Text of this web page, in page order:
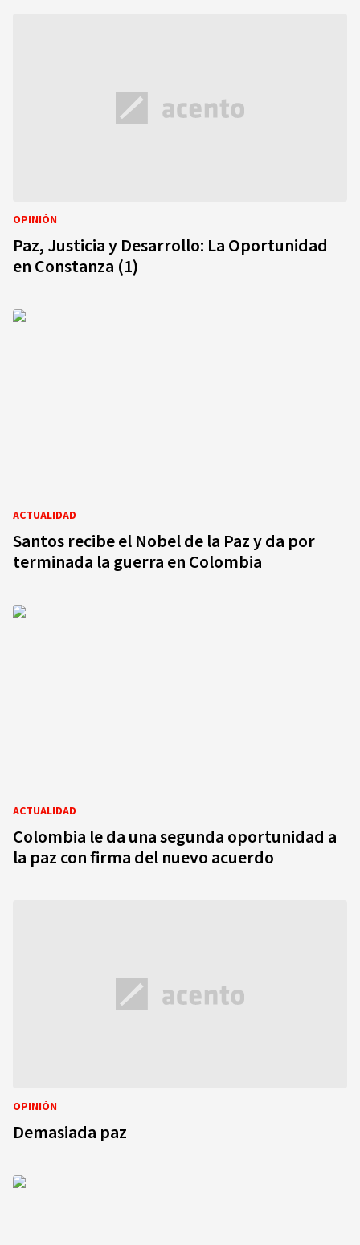
OPINIÓN
Paz, Justicia y Desarrollo: La Oportunidad
en Constanza (1)
ACTUALIDAD
Santos recibe el Nobel de la Paz y da por
terminada la guerra en Colombia
ACTUALIDAD
Colombia le da una segunda oportunidad a
la paz con firma del nuevo acuerdo
OPINIÓN
Demasiada paz